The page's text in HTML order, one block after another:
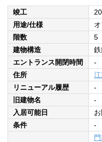
竣工
用途/仕様
階数
5
建物構造
エントランス開閉時間
-
住所
リニューアル履歴
-
旧建物名
-
入居可能日
条件
-